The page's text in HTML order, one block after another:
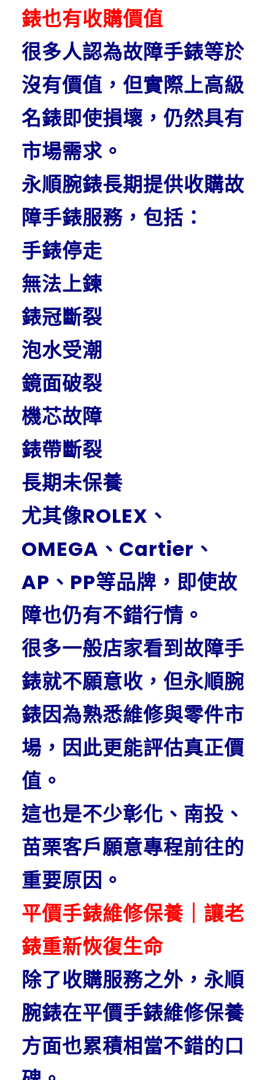
錶也有收購價值
很多人認為故障手錶等於
沒有價值，但實際上高級
名錶即使損壞，仍然具有
市場需求。
永順腕錶長期提供收購故
障手錶服務，包括：
手錶停走
無法上鍊
錶冠斷裂
泡水受潮
鏡面破裂
機芯故障
錶帶斷裂
長期未保養
尤其像ROLEX、
OMEGA、Cartier、
AP、PP等品牌，即使故
障也仍有不錯行情。
很多一般店家看到故障手
錶就不願意收，但永順腕
錶因為熟悉維修與零件市
場，因此更能評估真正價
值。
這也是不少彰化、南投、
苗栗客戶願意專程前往的
重要原因。
平價手錶維修保養｜讓老
錶重新恢復生命
除了收購服務之外，永順
腕錶在平價手錶維修保養
方面也累積相當不錯的口